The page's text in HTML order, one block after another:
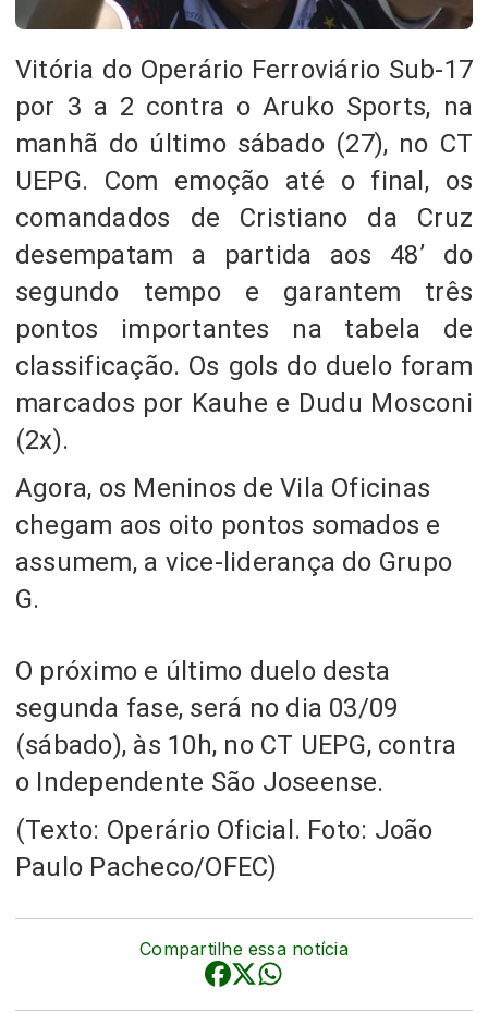
Vitória do Operário Ferroviário Sub-17
por 3 a 2 contra o Aruko Sports, na
manhã do último sábado (27), no CT
UEPG. Com emoção até o final, os
comandados de Cristiano da Cruz
desempatam a partida aos 48’ do
segundo tempo e garantem três
pontos importantes na tabela de
classificação. Os gols do duelo foram
marcados por Kauhe e Dudu Mosconi
(2x).
Agora, os Meninos de Vila Oficinas
chegam aos oito pontos somados e
assumem, a vice-liderança do Grupo
G.
O próximo e último duelo desta
segunda fase, será no dia 03/09
(sábado), às 10h, no CT UEPG, contra
o Independente São Joseense.
(Texto: Operário Oficial. Foto: João
Paulo Pacheco/OFEC)
Compartilhe essa notícia